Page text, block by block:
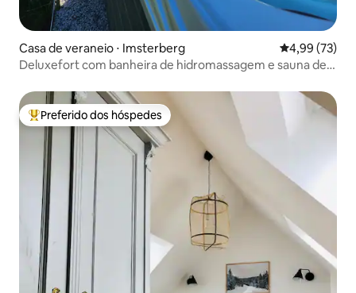
Casa de veraneio ⋅ Imsterberg 4,99 de uma
4,99 (73)
Deluxefort com banheira de hidromassagem e sauna de
Entre os melhores preferidos dos hóspedes
Preferido dos hóspedes